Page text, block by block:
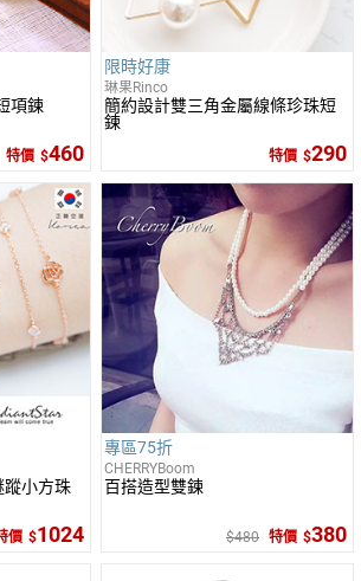
項鍊
特價 460
限時好康
琳果Rinco
簡約設計雙三角金屬線條珍珠短
鍊
特價 290
蹤小方珠
價 1024
專區75折
CHERRYBoom
百搭造型雙鍊
480 特價 380